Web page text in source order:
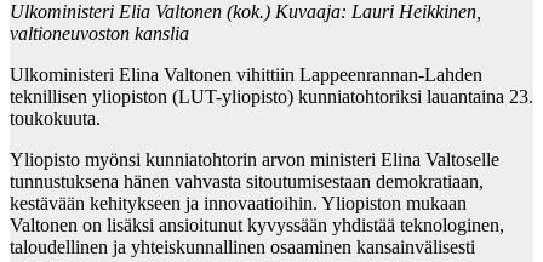
Ulkoministeri Elia Valtonen (kok.) Kuvaaja: Lauri Heikkinen,
valtioneuvoston kanslia
Ulkoministeri Elina Valtonen vihittiin Lappeenrannan-Lahden
teknillisen yliopiston (LUT-yliopisto) kunniatohtoriksi lauantaina 23.
toukokuuta.
Yliopisto myönsi kunniatohtorin arvon ministeri Elina Valtoselle
tunnustuksena hänen vahvasta sitoutumisestaan demokratiaan,
kestävään kehitykseen ja innovaatioihin. Yliopiston mukaan
Valtonen on lisäksi ansioitunut kyvyssään yhdistää teknologinen,
taloudellinen ja yhteiskunnallinen osaaminen kansainvälisesti